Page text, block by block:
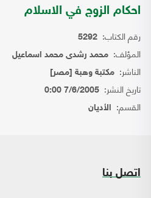
احكام الزوج في الاسلام
رقم الكتاب: 5292
المؤلف: محمد رشدى محمد اسماعيل
الناشر: مكتبة وهبة [مصر]
تاريخ النشر: 7/6/2005 0:00
القسم: الأديان
اتصل بنا